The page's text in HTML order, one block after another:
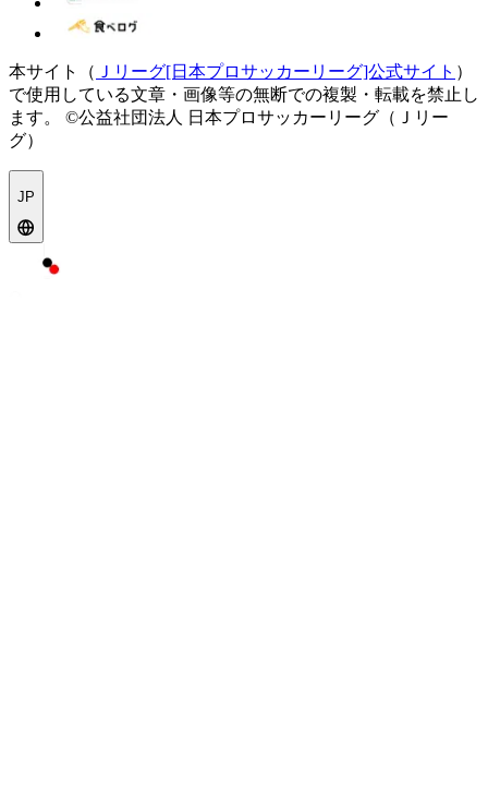
本サイト（ Ｊリーグ[日本プロサッカーリーグ]公式サイト ）
で使用している文章・画像等の無断での複製・転載を禁止し
ます。
©公益社団法人 日本プロサッカーリーグ（Ｊリー
グ）
JP